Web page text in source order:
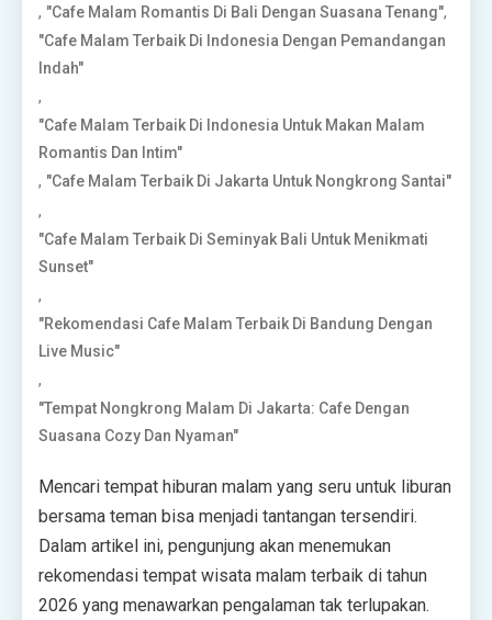
, "Cafe Malam Romantis Di Bali Dengan Suasana Tenang",
"Cafe Malam Terbaik Di Indonesia Dengan Pemandangan
Indah"
,
"Cafe Malam Terbaik Di Indonesia Untuk Makan Malam
Romantis Dan Intim"
, "Cafe Malam Terbaik Di Jakarta Untuk Nongkrong Santai"
,
"Cafe Malam Terbaik Di Seminyak Bali Untuk Menikmati
Sunset"
,
"Rekomendasi Cafe Malam Terbaik Di Bandung Dengan
Live Music"
,
"Tempat Nongkrong Malam Di Jakarta: Cafe Dengan
Suasana Cozy Dan Nyaman"
Mencari tempat hiburan malam yang seru untuk liburan
bersama teman bisa menjadi tantangan tersendiri.
Dalam artikel ini, pengunjung akan menemukan
rekomendasi tempat wisata malam terbaik di tahun
2026 yang menawarkan pengalaman tak terlupakan.